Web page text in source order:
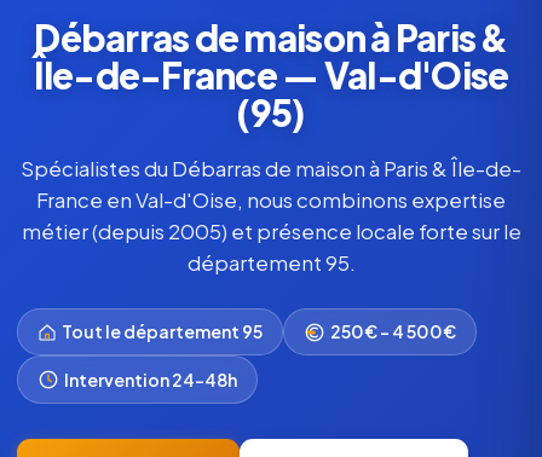
Débarras de maison à Paris &
Île-de-France — Val-d'Oise
(95)
Spécialistes du Débarras de maison à Paris & Île-de-
France en Val-d'Oise, nous combinons expertise
métier (depuis 2005) et présence locale forte sur le
département 95.
Tout le département 95 250€ – 4 500€
Intervention 24-48h